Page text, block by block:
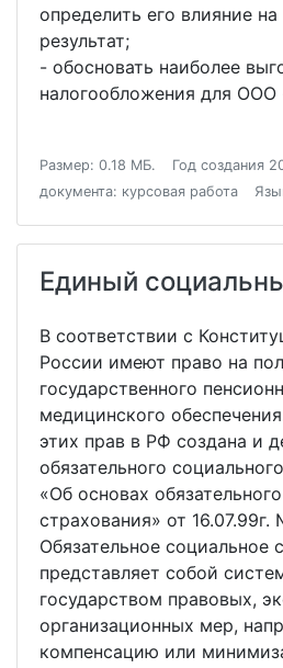
определить его влияние
результат;
- обосновать наиболее
налогообложения для ООО
Размер: 0.18 МБ. Год создания
документа: курсовая работа
Единый
В соответствии с
России имеют право на
государственного
медицинского
этих прав в РФ создана и
обязательного
«Об основах
страхования» от
Обязательное социальное
представляет собой
государством правовых,
организационных мер,
компенсацию или